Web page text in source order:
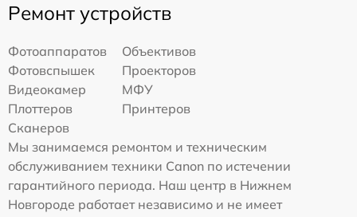
Ремонт устройств
Фотоаппаратов
Объективов
Фотовспышек
Проекторов
Видеокамер
МФУ
Плоттеров
Принтеров
Сканеров
Мы занимаемся ремонтом и техническим
обслуживанием техники Canon по истечении
гарантийного периода. Наш центр в Нижнем
Новгороде работает независимо и не имеет